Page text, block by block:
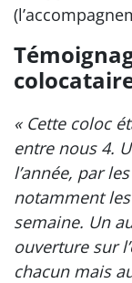
« Cette coloc
entre nous 4.
l’année, par
notamment
semaine. Un
ouverture sur
chacun mais